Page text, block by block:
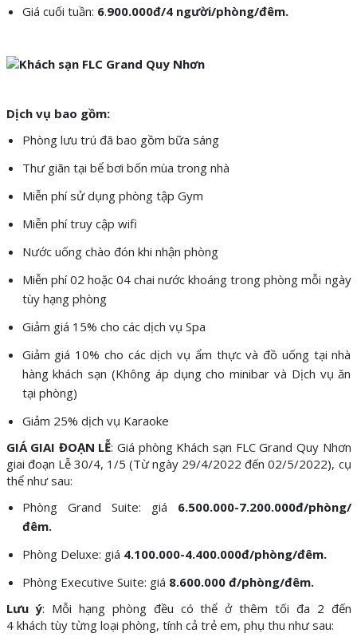
Giá cuối tuần: 6.900.000đ/4 người/phòng/đêm.
Dịch vụ bao gồm:
Phòng lưu trú đã bao gồm bữa sáng
Thư giãn tại bể bơi bốn mùa trong nhà
Miễn phí sử dụng phòng tập Gym
Miễn phí truy cập wifi
Nước uống chào đón khi nhận phòng
Miễn phí 02 hoặc 04 chai nước khoáng trong phòng mỗi ngày
tùy hạng phòng
Giảm giá 15% cho các dịch vụ Spa
Giảm giá 10% cho các dịch vụ ẩm thực và đồ uống tại nhà
hàng khách sạn (Không áp dụng cho minibar và Dịch vụ ăn
tại phòng)
Giảm 25% dịch vụ Karaoke
GIÁ GIAI ĐOẠN LỄ: Giá phòng Khách sạn FLC Grand Quy Nhơn
giai đoạn Lễ 30/4, 1/5 (Từ ngày 29/4/2022 đến 02/5/2022), cụ
thể như sau:
Phòng Grand Suite: giá 6.500.000-7.200.000đ/phòng/
đêm.
Phòng Deluxe: giá 4.100.000-4.400.000đ/phòng/đêm.
Phòng Executive Suite: giá 8.600.000 đ/phòng/đêm.
Lưu ý: Mỗi hạng phòng đều có thể ở thêm tối đa 2 đến
4 khách tùy từng loại phòng, tính cả trẻ em, phụ thu như sau: